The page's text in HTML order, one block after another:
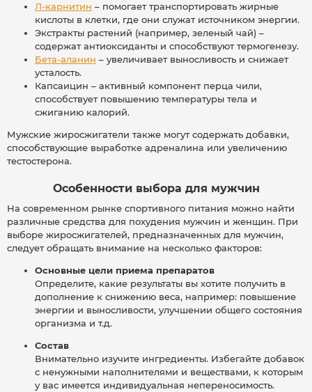
Л-карнитин – помогает транспортировать жирные
кислоты в клетки, где они служат источником энергии.
Экстракты растений (например, зеленый чай) –
содержат антиоксиданты и способствуют термогенезу.
Бета-аланин – увеличивает выносливость и снижает
усталость.
Капсаицин – активный компонент перца чили,
способствует повышению температуры тела и
сжиганию калорий.
Мужские жиросжигатели также могут содержать добавки,
способствующие выработке адреналина или увеличению
тестостерона.
Особенности выбора для мужчин
На современном рынке спортивного питания можно найти
различные средства для похудения мужчин и женщин. При
выборе жиросжигателей, предназначенных для мужчин,
следует обращать внимание на несколько факторов:
Основные цели приема препаратов
Определите, какие результаты вы хотите получить в
дополнение к снижению веса, например: повышение
энергии и выносливости, улучшении общего состояния
организма и т.д.
Состав
Внимательно изучите ингредиенты. Избегайте добавок
с ненужными наполнителями и веществами, к которым
у вас имеется индивидуальная непереносимость.